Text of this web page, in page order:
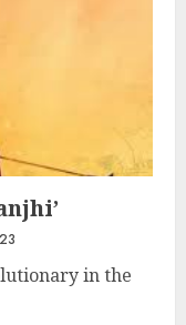
in the